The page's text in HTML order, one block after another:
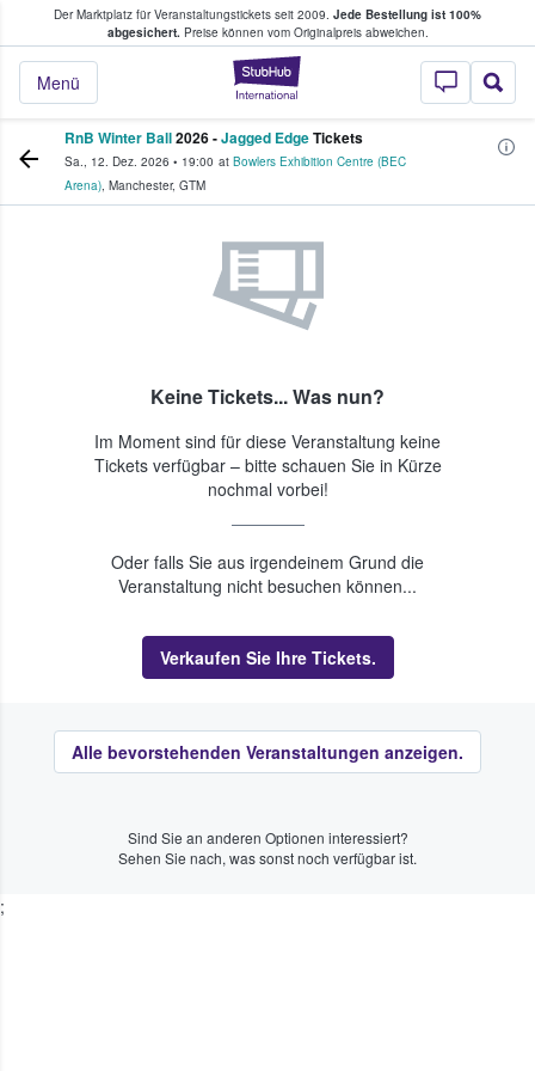
Der Marktplatz für Veranstaltungstickets seit 2009. Jede Bestellung ist 100%
abgesichert.Preise können vom Originalpreis abweichen.
StubHub - Wo
Menü
Tickets kaufen & verkaufen
RnB Winter Ball2026 -Jagged EdgeTickets
Sa., 12. Dez. 2026 • 19:00 at Bowlers Exhibition Centre (BEC
Arena), Manchester, GTM
Keine Tickets... Was nun?
Im Moment sind für diese Veranstaltung keine
Tickets verfügbar – bitte schauen Sie in Kürze
nochmal vorbei!
Oder falls Sie aus irgendeinem Grund die
Veranstaltung nicht besuchen können...
Verkaufen Sie Ihre Tickets.
Alle bevorstehenden Veranstaltungen anzeigen.
Sind Sie an anderen Optionen interessiert?
Sehen Sie nach, was sonst noch verfügbar ist.
;